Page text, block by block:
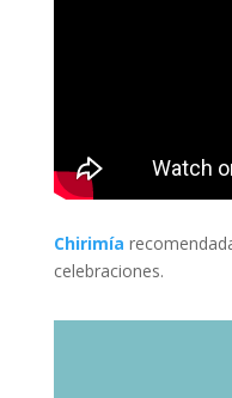
Chirimía
celebraciones.